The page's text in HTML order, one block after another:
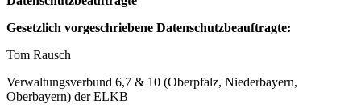
Gesetzlich vorgeschriebene Datenschutzbeauftragte:
Tom Rausch
Verwaltungsverbund 6,7 & 10 (Oberpfalz, Niederbayern,
Oberbayern) der ELKB